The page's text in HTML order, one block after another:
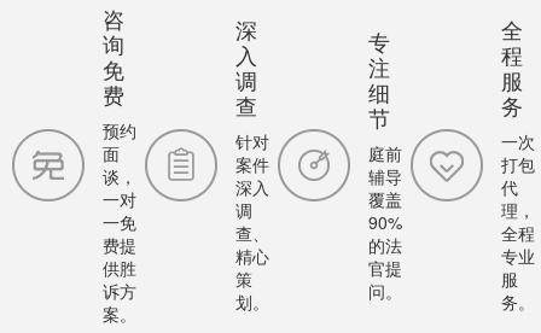
咨
询
免
费
预约
面
谈，
一对
一免
费提
供胜
诉方
案。
深
入
调
查
针对
案件
深入
调
查、
精心
策
划。
专
注
细
节
庭前
辅导
覆盖
90%
的法
官提
问。
全
程
服
务
一次
打包
代
理，
全程
专业
服
务。